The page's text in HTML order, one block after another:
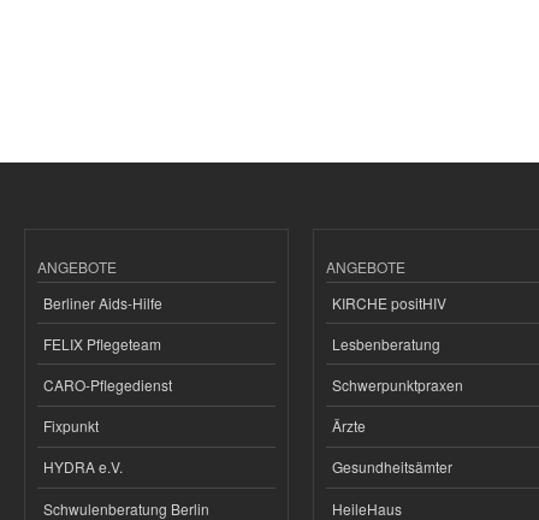
ANGEBOTE
Berliner Aids-Hilfe
FELIX Pflegeteam
CARO-Pflegedienst
Fixpunkt
HYDRA e.V.
Schwulenberatung Berlin
ANGEBOTE
KIRCHE positHIV
Lesbenberatung
Schwerpunktpraxen
Ärzte
Gesundheitsämter
HeileHaus